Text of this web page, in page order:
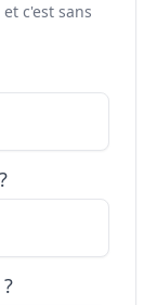
c'est sans